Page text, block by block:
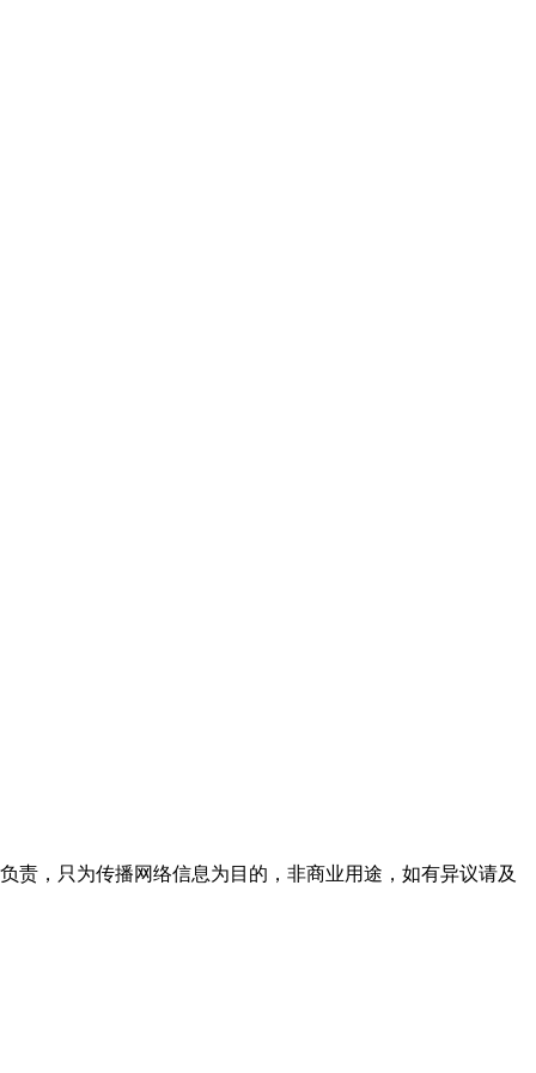
责，只为传播网络信息为目的，非商业用途，如有异议请及